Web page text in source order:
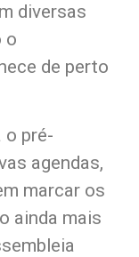
diversas
o
de perto
o pré-
agendas,
marcar os
ainda mais